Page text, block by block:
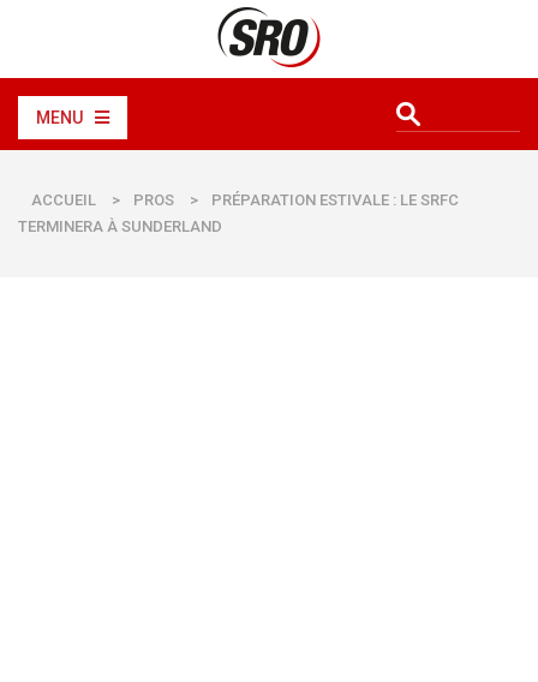
MENU
ACCUEIL > PROS >
PRÉPARATION ESTIVALE : LE SRFC
TERMINERA À SUNDERLAND